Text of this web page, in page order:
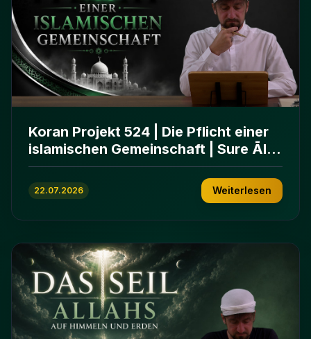
Koran Projekt 524 | Die Pflicht einer
islamischen Gemeinschaft | Sure Āl
ʿImrān 103-112
22.07.2026 Weiterlesen